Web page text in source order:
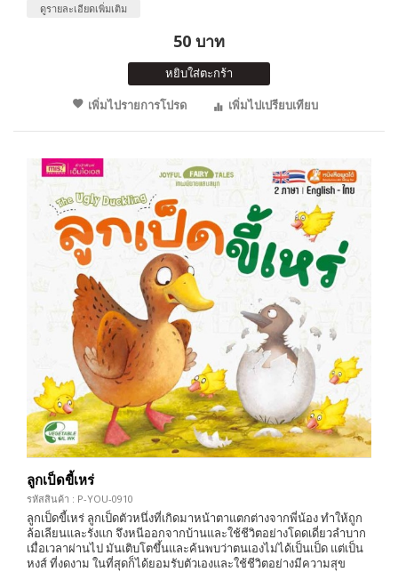
ดูรายละเอียดเพิ่มเติม
50 บาท
หยิบใส่ตะกร้า
เพิ่มไปรายการโปรด
เพิ่มไปเปรียบเทียบ
ลูกเป็ดขี้เหร่
รหัสสินค้า : P-YOU-0910
ลูกเป็ดขี้เหร่ ลูกเป็ดตัวหนึ่งที่เกิดมาหน้าตาแตกต่างจากพี่น้อง ทำให้ถูก
ล้อเลียนและรังแก จึงหนีออกจากบ้านและใช้ชีวิตอย่างโดดเดี่ยวลำบาก
เมื่อเวลาผ่านไป มันเติบโตขึ้นและค้นพบว่าตนเองไม่ได้เป็นเป็ด แต่เป็น
หงส์ ที่งดงาม ในที่สุดก็ได้ยอมรับตัวเองและใช้ชีวิตอย่างมีความสุข